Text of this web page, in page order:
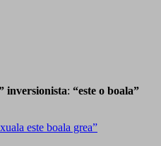
inversionista: “este o boala”
este boala grea”